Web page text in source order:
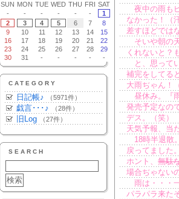
SUN MON TUE WED THU FRI SAT
-
- - - - -
1
2
3 4 5 6 7
8
9
10 11 12 13 14
15
16
17 18 19 20 21
22
23
24 25 26 27 28
29
30
31 - - - - -
CATEGORY
日記帳♪ （5971件）
戯言･･･♪ （28件）
旧Log （27件）
SEARCH
夜中の雨も
なかった！（
差すほどでは
そいや朝の
くれないと？
と、思って
補完をしてる
大雨ぢゃん！
昼休み。『
発売予定なの
デス。（笑）
天気予報、当
18時半退散
戻ってました
ホント、 無駄
場合ぢゃない
雨は・・・
パラパラ来た